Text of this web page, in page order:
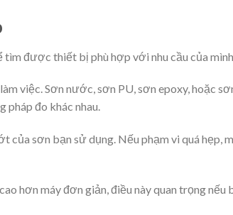
tìm được thiết bị phù hợp với nhu cầu của
việc. Sơn nước, sơn PU, sơn epoxy, hoặc
pháp đo khác nhau.
của sơn bạn sử dụng. Nếu phạm vi quá hẹp,
hơn máy đơn giản, điều này quan trọng nếu